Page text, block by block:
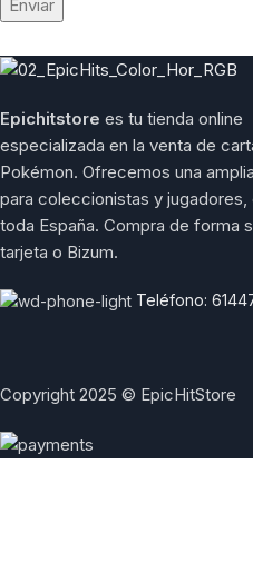
Epichitstore es tu tienda online
especializada en la venta de
Pokémon. Ofrecemos una
para coleccionistas y jugadores,
toda España. Compra de forma
tarjeta o Bizum.
Teléfono:
Copyright 2025 © EpicHitStore